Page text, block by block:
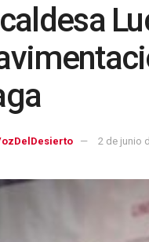
2 de junio